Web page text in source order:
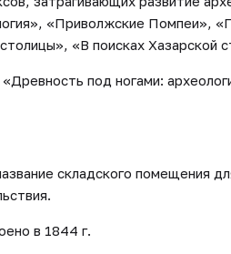
«Приволжские Помпеи»,
«В поисках Хазарской
под ногами:
складского помещения
в 1844 г.